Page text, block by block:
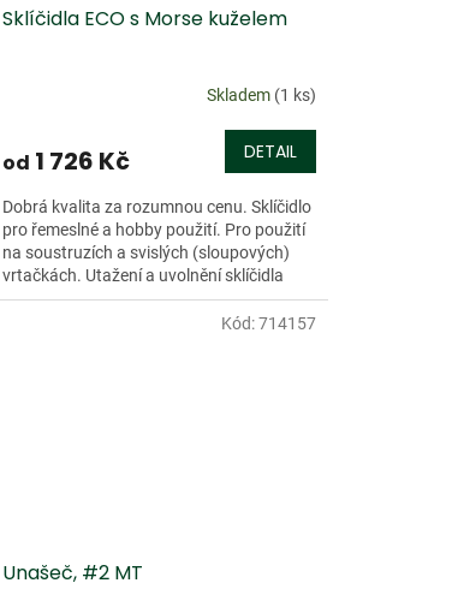
Sklíčidla ECO s Morse kuželem
Skladem (1 ks)
od 1 726 Kč DETAIL
Dobrá kvalita za rozumnou cenu. Sklíčidlo
pro řemeslné a hobby použití. Pro použití
na soustruzích a svislých (sloupových)
vrtačkách. Utažení a uvolnění sklíčidla
pomocí klíče....
Unašeč, #2 MT
Kód:714157